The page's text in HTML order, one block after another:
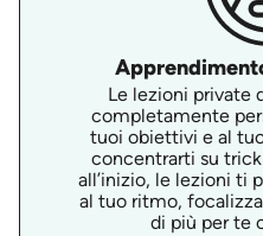
Le lezioni private
completamente
tuoi obiettivi e al
concentrarti su
all’inizio, le lezioni ti
al tuo ritmo,
di più per te